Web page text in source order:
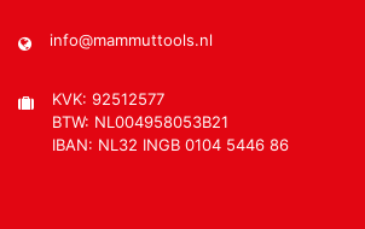
info@mammuttools.nl
KVK: 92512577
BTW: NL004958053B21
IBAN: NL32 INGB 0104 5446 86